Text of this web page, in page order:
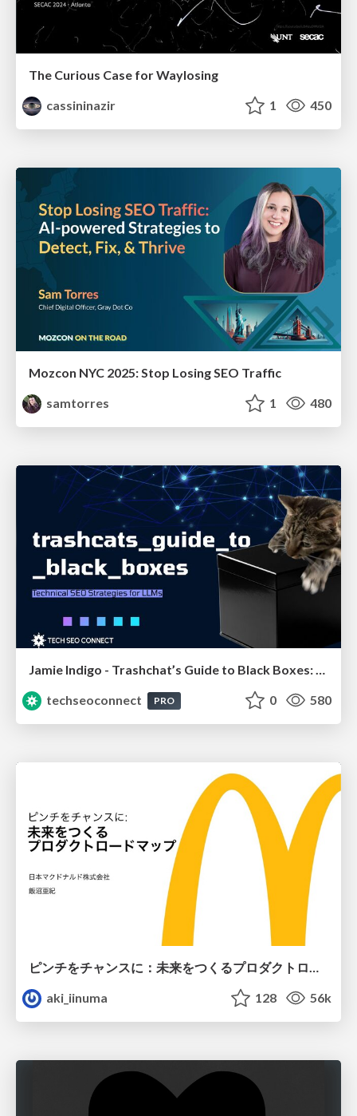
The Curious Case for Waylosing
cassininazir
1 450
Mozcon NYC 2025: Stop Losing SEO Traffic
samtorres
1 480
Jamie Indigo - Trashchat’s Guide to Black Boxes: Technical SEO Tactics for LLMs
techseoconnect
PRO 0 580
aki_iinuma
128 56k